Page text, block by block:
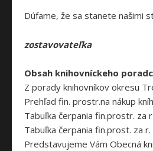
Dúfame, že sa stanete našimi
zostavovateľka
Obsah knihovníckeho
Z porady knihovníkov okresu
Prehľad fin. prostr.na nákup kníh
Tabuľka čerpania fin.prostr. za
Tabuľka čerpania fin.prost. za
Predstavujeme Vám Obecná